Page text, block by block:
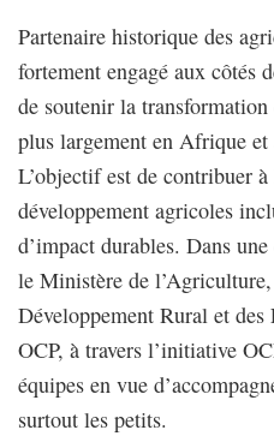
Partenaire historique des
fortement engagé aux côtés
de soutenir la
plus largement en Afrique et
L’objectif est de contribuer
développement agricoles
d’impact durables. Dans
le Ministère de
Développement Rural et
OCP, à travers l’initiative
équipes en vue
surtout les petits.